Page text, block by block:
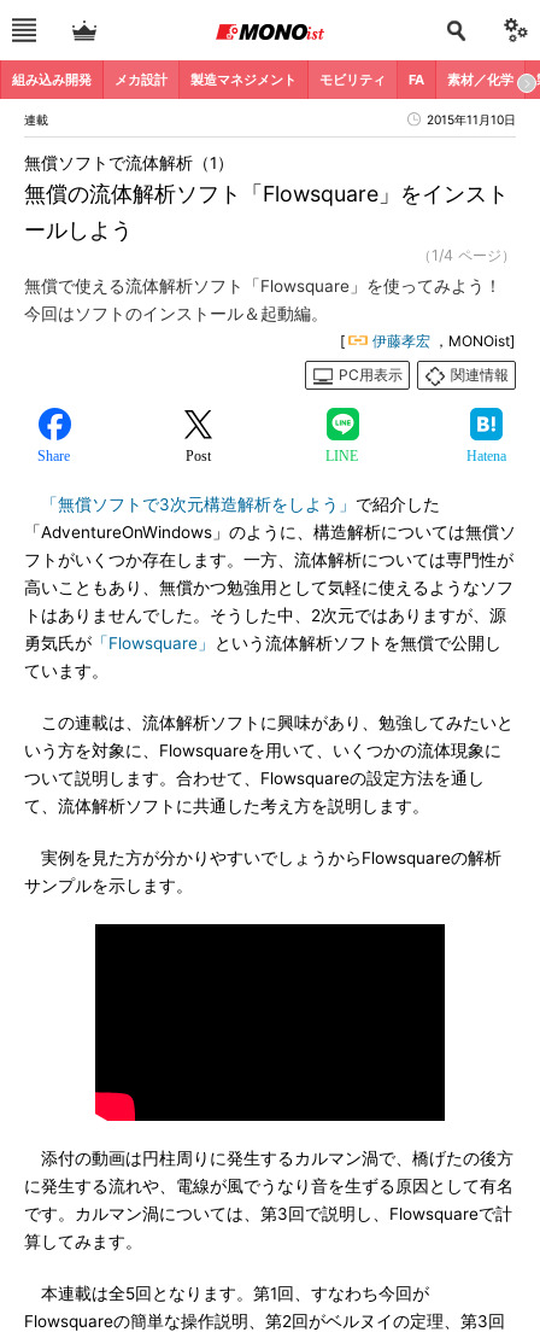
組み込み開発 メカ設計 製造マネジメント モビリティ FA 素材／化学
連載 2015年11月10日
無償の流体解析ソフト「Flowsquare」をインスト
ールしよう
無償ソフトで流体解析（1）
（1/4 ページ）
無償で使える流体解析ソフト「Flowsquare」を使ってみよう！
今回はソフトのインストール＆起動編。
[ 伊藤孝宏 ，MONOist]
PC用表示
関連情報
Share Post LINE Hatena
「無償ソフトで3次元構造解析をしよう」 で紹介した
「AdventureOnWindows」のように、構造解析については無償ソ
フトがいくつか存在します。一方、流体解析については専門性が
高いこともあり、無償かつ勉強用として気軽に使えるようなソフ
トはありませんでした。そうした中、2次元ではありますが、源
勇気氏が 「Flowsquare」
という流体解析ソフトを無償で公開し
ています。
この連載は、流体解析ソフトに興味があり、勉強してみたいと
いう方を対象に、Flowsquareを用いて、いくつかの流体現象に
ついて説明します。合わせて、Flowsquareの設定方法を通し
て、流体解析ソフトに共通した考え方を説明します。
実例を見た方が分かりやすいでしょうからFlowsquareの解析
サンプルを示します。
添付の動画は円柱周りに発生するカルマン渦で、橋げたの後方
に発生する流れや、電線が風でうなり音を生ずる原因として有名
です。カルマン渦については、第3回で説明し、Flowsquareで計
算してみます。
本連載は全5回となります。第1回、すなわち今回が
Flowsquareの簡単な操作説明、第2回がベルヌイの定理、第3回